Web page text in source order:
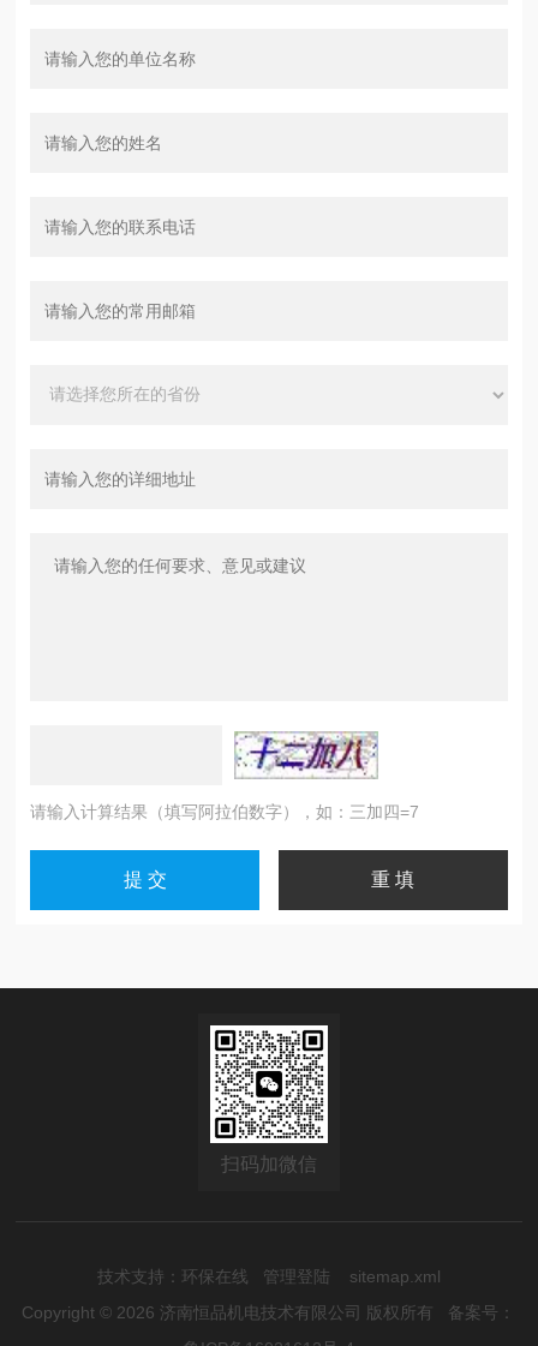
请输入计算结果（填写阿拉伯数字），如：三加四=7
扫码加微信
技术支持： 环保在线 管理登陆
sitemap.xml
Copyright © 2026 济南恒品机电技术有限公司 版权所有 备案号：